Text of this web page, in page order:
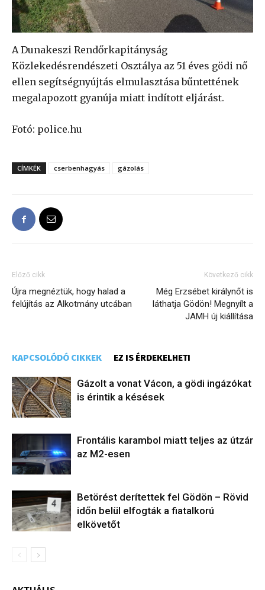
A Dunakeszi Rendőrkapitányság
Közlekedésrendészeti Osztálya az 51 éves gödi nő
ellen segítségnyújtás elmulasztása bűntettének
megalapozott gyanúja miatt indított eljárást.
Fotó: police.hu
CÍMKÉK cserbenhagyás gázolás
Előző cikk
Újra megnéztük, hogy halad a
felújítás az Alkotmány utcában
Következő cikk
Még Erzsébet királynőt is
láthatja Gödön! Megnyílt a
JAMH új kiállítása
KAPCSOLÓDÓ CIKKEK EZ IS ÉRDEKELHETI
Gázolt a vonat Vácon, a gödi ingázókat
is érintik a késések
Frontális karambol miatt teljes az útzár
az M2-esen
Betörést derítettek fel Gödön – Rövid
időn belül elfogták a fiatalkorú
elkövetőt